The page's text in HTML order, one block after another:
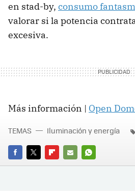
en stad-by, consumo
valorar si la potencia
excesiva.
Más información | Open
FACEBOOK
TWITTERFLIPBOARD
E-
WHATSAPP
TEMAS Iluminación y energía